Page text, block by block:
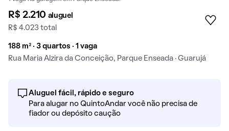
R$ 2.210 aluguel
R$ 4.023 total
188 m² · 3 quartos · 1 vaga
Rua Maria Alzira da Conceição, Parque Enseada · Guarujá
Aluguel fácil, rápido e seguro
Para alugar no QuintoAndar você não precisa de
fiador ou depósito caução